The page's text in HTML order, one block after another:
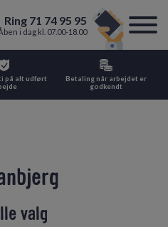
Ring 71 74 95 95
i dag kl. 07.00-18.00
på alt udført
Betaling når arbejdet er
godkendt
valg